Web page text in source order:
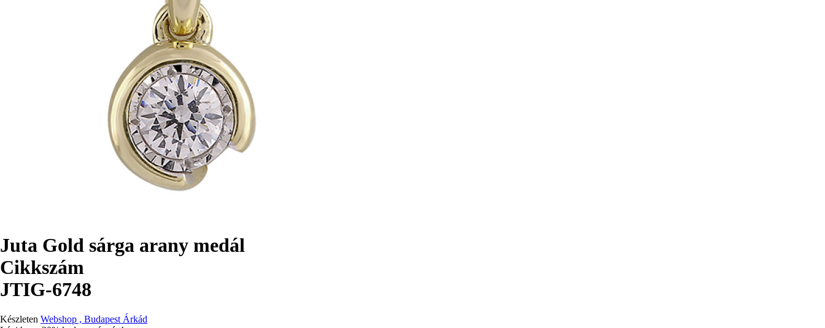
Juta Gold sárga arany medál
Cikkszám
JTIG-6748
Készleten Webshop , Budapest Árkád